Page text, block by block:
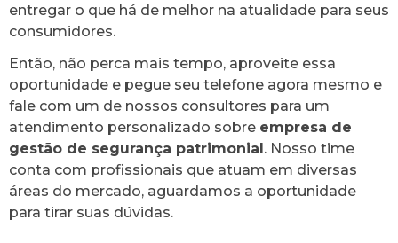
entregar o que há de melhor na atualidade para seus
consumidores.
Então, não perca mais tempo, aproveite essa
oportunidade e pegue seu telefone agora mesmo e
fale com um de nossos consultores para um
atendimento personalizado sobre empresa de
gestão de segurança patrimonial. Nosso time
conta com profissionais que atuam em diversas
áreas do mercado, aguardamos a oportunidade
para tirar suas dúvidas.